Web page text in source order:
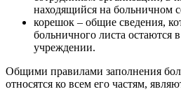
находящийся на больничном
корешок – общие сведения,
больничного листа остаются
учреждении.
Общими правилами заполнения
относятся ко всем его частям,